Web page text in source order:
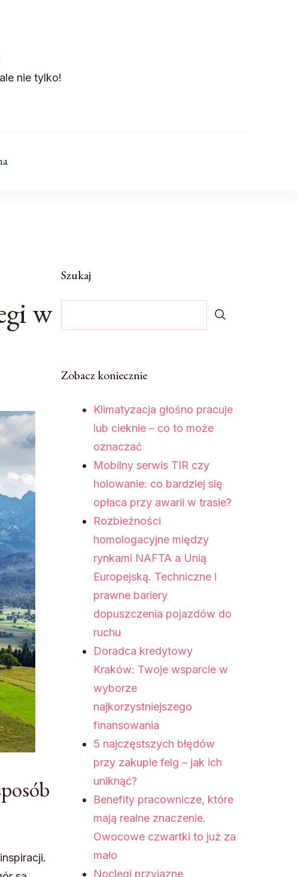
nie tylko!
w
Szukaj
Zobacz koniecznie
Klimatyzacja głośno pracuje
lub cieknie – co to może
oznaczać
Mobilny serwis TIR czy
holowanie: co bardziej się
opłaca przy awarii w trasie?
Rozbieżności
homologacyjne między
rynkami NAFTA a Unią
Europejską. Techniczne i
prawne bariery
dopuszczenia pojazdów do
ruchu
Doradca kredytowy
Kraków: Twoje wsparcie w
wyborze
najkorzystniejszego
finansowania
5 najczęstszych błędów
przy zakupie felg – jak ich
uniknąć?
Benefity pracownicze, które
mają realne znaczenie.
Owocowe czwartki to już za
mało
Noclegi przyjazne